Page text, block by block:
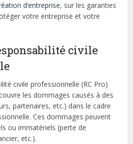
d’entreprise, sur les garanties
votre entreprise et votre
civile
civile professionnelle (RC Pro)
les dommages causés à des
partenaires, etc.) dans le cadre
Ces dommages peuvent
ou immatériels (perte de
etc.).